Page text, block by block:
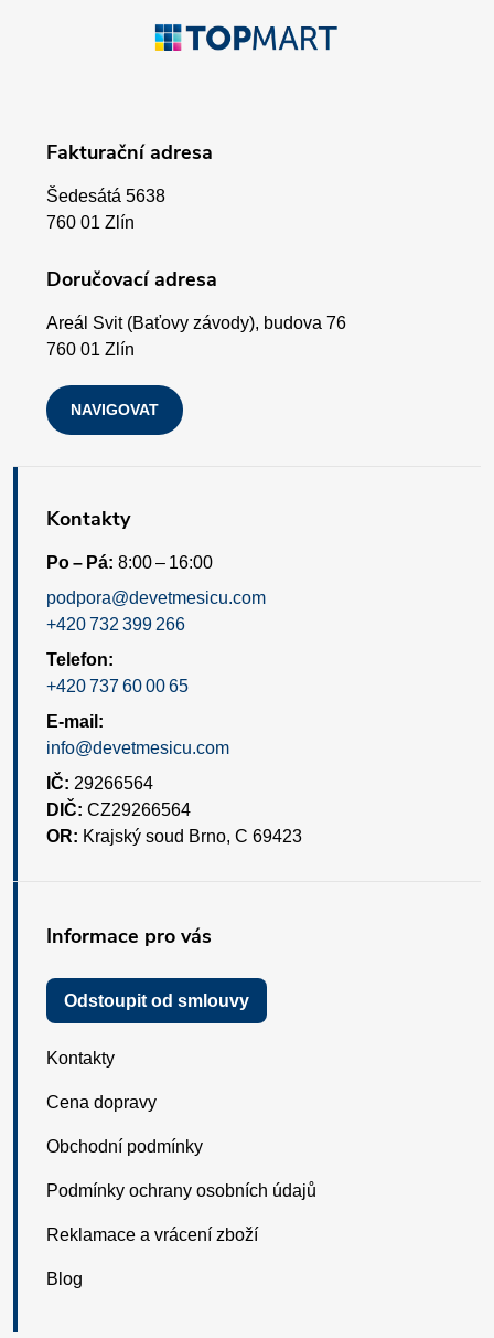
Fakturační adresa
Šedesátá 5638
760 01 Zlín
Doručovací adresa
Areál Svit (Baťovy závody), budova 76
760 01 Zlín
NAVIGOVAT
Kontakty
Po – Pá: 8:00 – 16:00
podpora@devetmesicu.com
+420 732 399 266
Telefon:
+420 737 60 00 65
E-mail:
info@devetmesicu.com
IČ: 29266564
DIČ: CZ29266564
OR: Krajský soud Brno, C 69423
Informace pro vás
Odstoupit od smlouvy
Kontakty
Cena dopravy
Obchodní podmínky
Podmínky ochrany osobních údajů
Reklamace a vrácení zboží
Blog